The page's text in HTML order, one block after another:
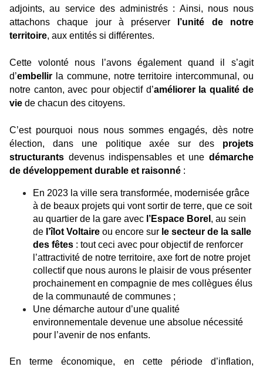
adjoints, au service des administrés : Ainsi, nous nous
attachons chaque jour à préserver
l’unité de notre
territoire, aux entités si différentes.
Cette volonté nous l’avons également quand il s’agit
d’embellir la commune, notre territoire intercommunal, ou
notre canton, avec pour objectif d’améliorer la qualité de
vie de chacun des citoyens.
C’est pourquoi nous nous sommes engagés, dès notre
élection, dans une politique axée sur des
projets
structurants devenus indispensables et une démarche
de développement durable et raisonné :
En 2023 la ville sera transformée, modernisée grâce
à de beaux projets qui vont sortir de terre, que ce soit
au quartier de la gare avec l’Espace Borel , au sein
de l’îlot Voltaire ou encore sur le secteur de la salle
des fêtes : tout ceci avec pour objectif de renforcer
l’attractivité de notre territoire, axe fort de notre projet
collectif que nous aurons le plaisir de vous présenter
prochainement en compagnie de mes collègues élus
de la communauté de communes ;
Une démarche autour d’une qualité
environnementale devenue une absolue nécessité
pour l’avenir de nos enfants.
En terme économique, en cette période d’inflation,